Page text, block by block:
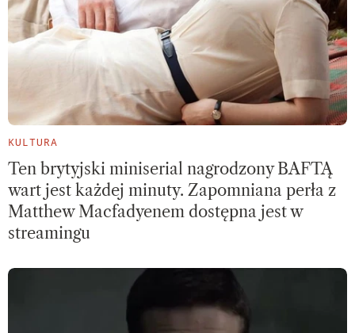
KULTURA
Ten brytyjski miniserial nagrodzony BAFTĄ
wart jest każdej minuty. Zapomniana perła z
Matthew Macfadyenem dostępna jest w
streamingu